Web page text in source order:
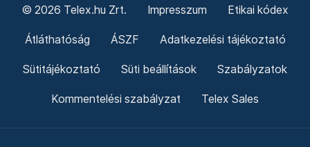
© 2026 Telex.hu Zrt. Impresszum Etikai kódex
Átláthatóság ÁSZF Adatkezelési tájékoztató
Sütitájékoztató Süti beállítások Szabályzatok
Kommentelési szabályzat Telex Sales